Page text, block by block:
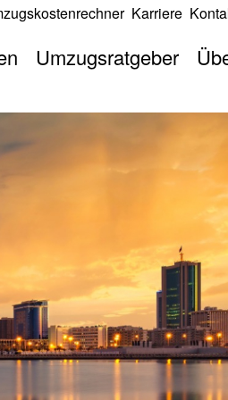
Jetzt
berechnen
Umzugsratgeber
JetztKarriere